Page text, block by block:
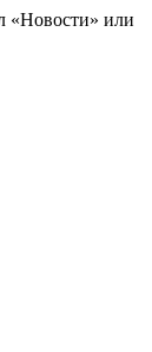
«Новости» или